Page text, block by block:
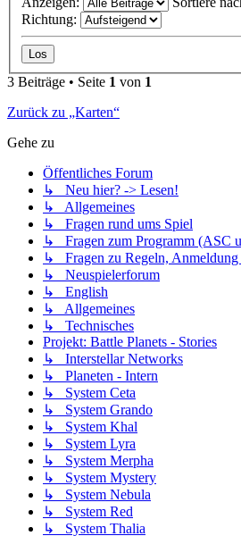
Richtung:
3 Beiträge • Seite 1 von 1
Zurück zu „Karten“
Gehe zu
Öffentliches Forum
↳ Neu hier? -> Lesen!
↳ Allgemeines
↳ Fragen rund ums Spiel
↳ Fragen zum Programm (ASC
↳ Fragen zu Regeln, Anmeldung
↳ Neuspielerforum
↳ English
↳ Allgemeines
↳ Technisches
Projekt: Battle Planets - Stories
↳ Interstellar Networks
↳ Planeten - Intern
↳ System Ceta
↳ System Grando
↳ System Khal
↳ System Lyra
↳ System Merpha
↳ System Mystery
↳ System Nebula
↳ System Red
↳ System Thalia